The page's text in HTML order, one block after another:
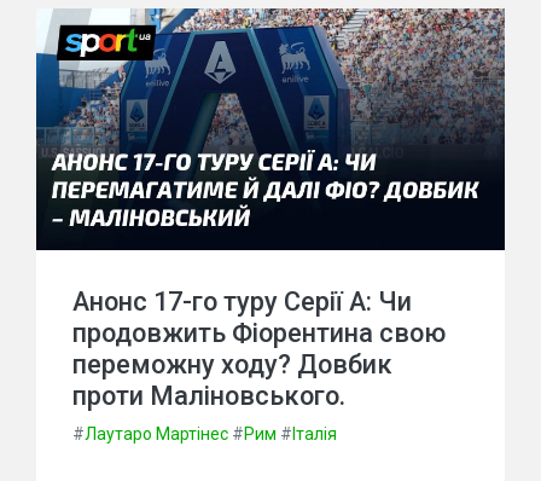
Анонс 17-го туру Серії A: Чи
продовжить Фіорентина свою
переможну ходу? Довбик
проти Маліновського.
#Лаутаро Мартінес #Рим # Італія